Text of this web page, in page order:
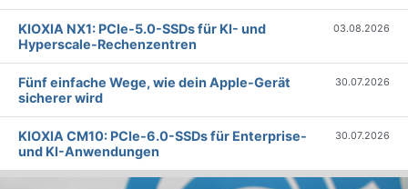
KIOXIA NX1: PCIe-5.0-SSDs für KI- und
Hyperscale-Rechenzentren
03.08.2026
Fünf einfache Wege, wie dein Apple-Gerät
sicherer wird
30.07.2026
KIOXIA CM10: PCIe-6.0-SSDs für Enterprise-
und KI-Anwendungen
30.07.2026